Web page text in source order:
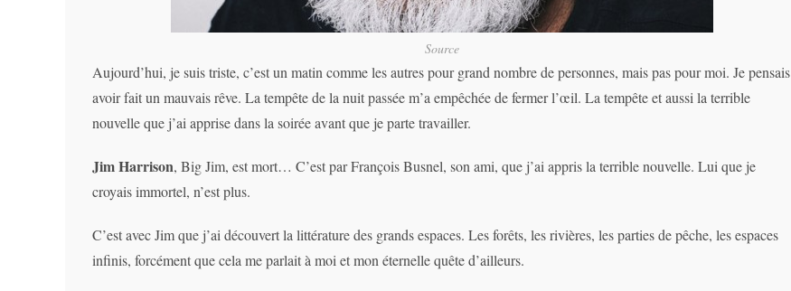
Source
Aujourd’hui, je suis triste, c’est un matin comme les autres pour grand nombre de personnes, mais pas pour moi. Je pensais
avoir fait un mauvais rêve. La tempête de la nuit passée m’a empêchée de fermer l’œil. La tempête et aussi la terrible
nouvelle que j’ai apprise dans la soirée avant que je parte travailler.
Jim Harrison, Big Jim, est mort… C’est par François Busnel, son ami, que j’ai appris la terrible nouvelle. Lui que je
croyais immortel, n’est plus.
C’est avec Jim que j’ai découvert la littérature des grands espaces. Les forêts, les rivières, les parties de pêche, les espaces
infinis, forcément que cela me parlait à moi et mon éternelle quête d’ailleurs.